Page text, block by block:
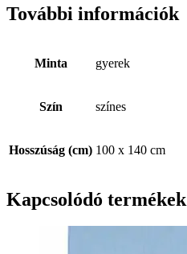
További információk
Minta gyerek
Szín színes
Hosszúság (cm) 100 x 140 cm
Kapcsolódó termékek